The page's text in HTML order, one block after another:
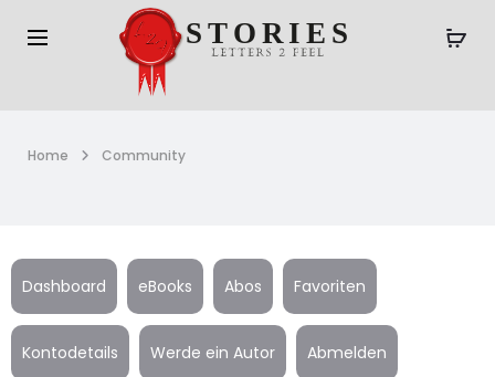
Home Community
Dashboard eBooks Abos Favoriten
Kontodetails Werde ein Autor Abmelden